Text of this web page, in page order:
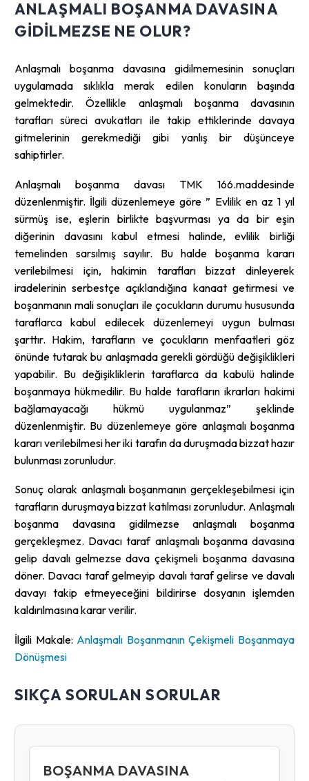
ANLAŞMALI BOŞANMA DAVASINA
GIDILMEZSE NE OLUR?
Anlaşmalı boşanma davasına gidilmemesinin sonuçları
uygulamada sıklıkla merak edilen konuların başında
gelmektedir. Özellikle anlaşmalı boşanma davasının
tarafları süreci avukatları ile takip ettiklerinde davaya
gitmelerinin gerekmediği gibi yanlış bir düşünceye
sahiptirler.
Anlaşmalı boşanma davası TMK 166.maddesinde
düzenlenmiştir. İlgili düzenlemeye göre ” Evlilik en az 1 yıl
sürmüş ise, eşlerin birlikte başvurması ya da bir eşin
diğerinin davasını kabul etmesi halinde, evlilik birliği
temelinden sarsılmış sayılır. Bu halde boşanma kararı
verilebilmesi için, hakimin tarafları bizzat dinleyerek
iradelerinin serbestçe açıklandığına kanaat getirmesi ve
boşanmanın mali sonuçları ile çocukların durumu hususunda
taraflarca kabul edilecek düzenlemeyi uygun bulması
şarttır. Hakim, tarafların ve çocukların menfaatleri göz
önünde tutarak bu anlaşmada gerekli gördüğü değişiklikleri
yapabilir. Bu değişikliklerin taraflarca da kabulü halinde
boşanmaya hükmedilir. Bu halde tarafların ikrarları hakimi
bağlamayacağı hükmü uygulanmaz” şeklinde
düzenlenmiştir. Bu düzenlemeye göre anlaşmalı boşanma
kararı verilebilmesi her iki tarafın da duruşmada bizzat hazır
bulunması zorunludur.
Sonuç olarak anlaşmalı boşanmanın gerçekleşebilmesi için
tarafların duruşmaya bizzat katılması zorunludur. Anlaşmalı
boşanma davasına gidilmezse anlaşmalı boşanma
gerçekleşmez. Davacı taraf anlaşmalı boşanma davasına
gelip davalı gelmezse dava çekişmeli boşanma davasına
döner. Davacı taraf gelmeyip davalı taraf gelirse ve davalı
davayı takip etmeyeceğini bildirirse dosyanın işlemden
kaldırılmasına karar verilir.
İlgili Makale: Anlaşmalı Boşanmanın Çekişmeli Boşanmaya
Dönüşmesi
SIKÇA SORULAN SORULAR
BOŞANMA DAVASINA